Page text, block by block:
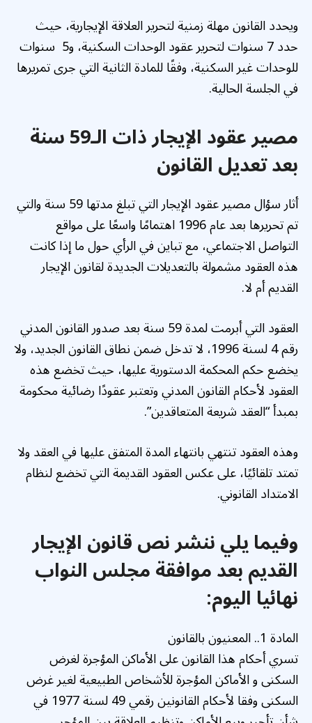
ويحدد القانون مهلة زمنية لتحرير العلاقة الإيجارية، حيث
حدد 7 سنوات لتحرير عقود الوحدات السكنية، و5 سنوات
للوحدات غير السكنية، وفقًا للمادة الثانية التي جرى تمريرها
في الجلسة الحالية.
مصير عقود الإيجار ذات الـ59 سنة
بعد تعديل القانون
أثار سؤال مصير عقود الإيجار التي تبلغ مدتها 59 سنة والتي
تم تحريرها بعد عام 1996 اهتمامًا واسعًا على مواقع
التواصل الاجتماعي، مع تباين في الرأي حول ما إذا كانت
هذه العقود مشمولة بالتعديلات الجديدة لقانون الإيجار
القديم أم لا.
العقود التي أبرمت لمدة 59 سنة بعد صدور القانون المدني
رقم 4 لسنة 1996، لا تدخل ضمن نطاق القانون الجديد، ولا
يخضع حكم المحكمة الدستورية عليها، حيث تخضع هذه
العقود لأحكام القانون المدني وتعتبر عقودًا رضائية محكومة
بمبدأ “العقد شريعة المتعاقدين”.
وهذه العقود تنتهي بانتهاء المدة المتفق عليها في العقد ولا
تمتد تلقائيًا، على عكس العقود القديمة التي تخضع لنظام
الامتداد القانوني.
وفيما يلي ننشر نص قانون الإيجار
القديم بعد موافقة مجلس النواب
نهائيا اليوم:
المادة 1.. المعنيون بالقانون
تسري أحكام هذا القانون على الأماكن المؤجرة لغرض
السكنى و الأماكن المؤجرة للأشخاص الطبيعية لغير غرض
السكنى وفقا لأحكام القانونين رقمي 49 لسنة 1977 في